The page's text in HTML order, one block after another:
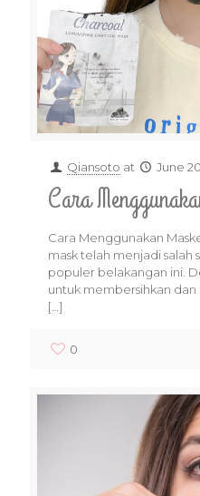
Qiansoto at June
Cara
Cara Menggunakan
mask telah menjadi salah
populer belakangan ini.
untuk membersihkan
[…]
0